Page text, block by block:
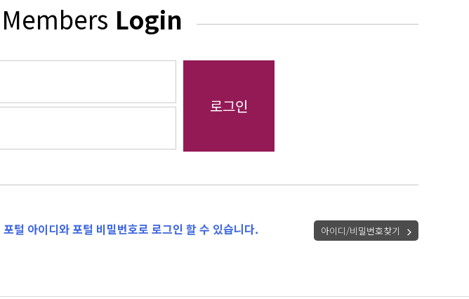
Members Login
포털 아이디와 포털 비밀번호로 로그인 할 수 있습니다.
아이디/비밀번호찾기